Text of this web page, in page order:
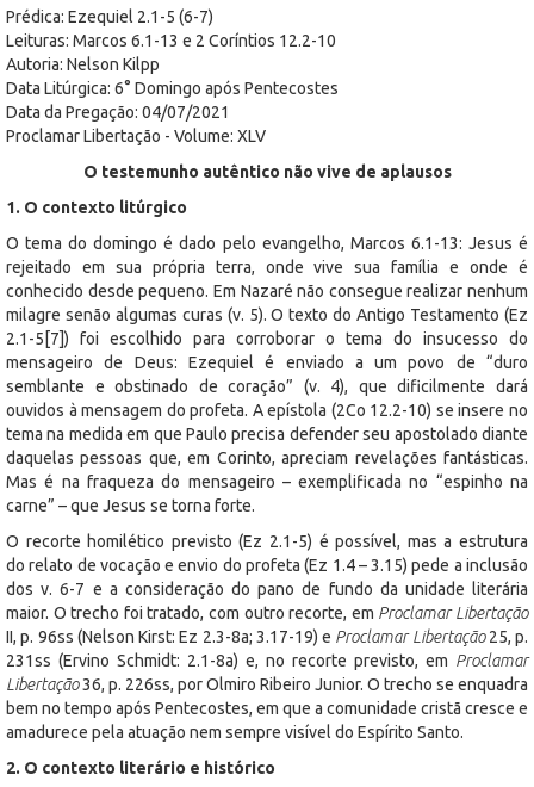
Prédica: Ezequiel 2.1-5 (6-7)
Leituras: Marcos 6.1-13 e 2 Coríntios 12.2-10
Autoria: Nelson Kilpp
Data Litúrgica: 6° Domingo após Pentecostes
Data da Pregação: 04/07/2021
Proclamar Libertação - Volume: XLV
O testemunho autêntico não vive de aplausos
1. O contexto litúrgico
O tema do domingo é dado pelo evangelho, Marcos 6.1-13: Jesus é
rejeitado em sua própria terra, onde vive sua família e onde é
conhecido desde pequeno. Em Nazaré não consegue realizar nenhum
milagre senão algumas curas (v. 5). O texto do Antigo Testamento (Ez
2.1-5[7]) foi escolhido para corroborar o tema do insucesso do
mensageiro de Deus: Ezequiel é enviado a um povo de “duro
semblante e obstinado de coração” (v. 4), que dificilmente dará
ouvidos à mensagem do profeta. A epístola (2Co 12.2-10) se insere no
tema na medida em que Paulo precisa defender seu apostolado diante
daquelas pessoas que, em Corinto, apreciam revelações fantásticas.
Mas é na fraqueza do mensageiro – exemplificada no “espinho na
carne” – que Jesus se torna forte.
O recorte homilético previsto (Ez 2.1-5) é possível, mas a estrutura
do relato de vocação e envio do profeta (Ez 1.4 – 3.15) pede a inclusão
dos v. 6-7 e a consideração do pano de fundo da unidade literária
maior. O trecho foi tratado, com outro recorte, em Proclamar Libertação
II, p. 96ss (Nelson Kirst: Ez 2.3-8a; 3.17-19) e Proclamar Libertação25, p.
231ss (Ervino Schmidt: 2.1-8a) e, no recorte previsto, em Proclamar
Libertação36, p. 226ss, por Olmiro Ribeiro Junior. O trecho se enquadra
bem no tempo após Pentecostes, em que a comunidade cristã cresce e
amadurece pela atuação nem sempre visível do Espírito Santo.
2. O contexto literário e histórico